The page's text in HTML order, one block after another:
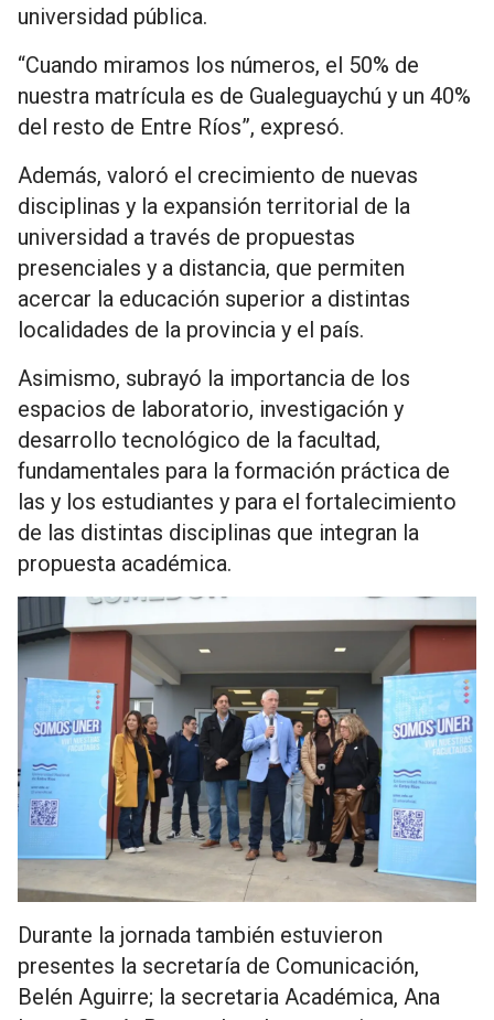
universidad pública.
“Cuando miramos los números, el 50% de
nuestra matrícula es de Gualeguaychú y un 40%
del resto de Entre Ríos”, expresó.
Además, valoró el crecimiento de nuevas
disciplinas y la expansión territorial de la
universidad a través de propuestas
presenciales y a distancia, que permiten
acercar la educación superior a distintas
localidades de la provincia y el país.
Asimismo, subrayó la importancia de los
espacios de laboratorio, investigación y
desarrollo tecnológico de la facultad,
fundamentales para la formación práctica de
las y los estudiantes y para el fortalecimiento
de las distintas disciplinas que integran la
propuesta académica.
Durante la jornada también estuvieron
presentes la secretaría de Comunicación,
Belén Aguirre; la secretaria Académica, Ana